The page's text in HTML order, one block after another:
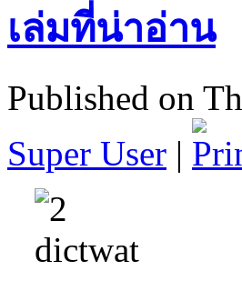
เล่มที่น่าอ่าน
Published on
Super User |